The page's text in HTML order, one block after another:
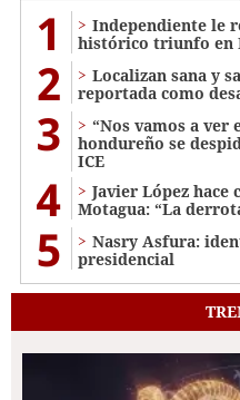
1
Independiente le
histórico triunfo en
2
Localizan sana y
reportada como
3
“Nos vamos a ver
hondureño se
ICE
4
Javier López hace
Motagua: “La
5
Nasry Asfura:
presidencial